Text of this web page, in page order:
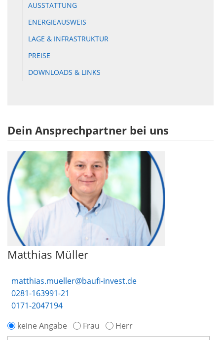
AUSSTATTUNG
ENERGIEAUSWEIS
LAGE & INFRASTRUKTUR
PREISE
DOWNLOADS & LINKS
Dein Ansprechpartner bei uns
Matthias Müller
matthias.mueller@baufi-invest.de
0281-163991-21
0171-2047194
keine Angabe
Frau Herr